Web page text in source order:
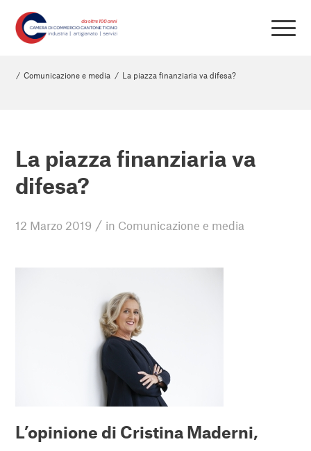
/ Comunicazione e media / La piazza finanziaria va difesa?
La piazza finanziaria va
difesa?
12 Marzo 2019 / in Comunicazione e media
L’opinione di Cristina Maderni,